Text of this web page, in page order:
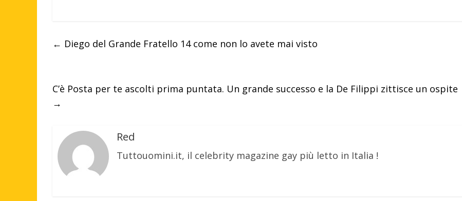
← Diego del Grande Fratello 14 come non lo avete mai visto
C’è Posta per te ascolti prima puntata. Un grande successo e la De Filippi zittisce un ospite
→
Red
Tuttouomini.it, il celebrity magazine gay più letto in Italia !